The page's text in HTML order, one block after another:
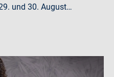
und 30. August…